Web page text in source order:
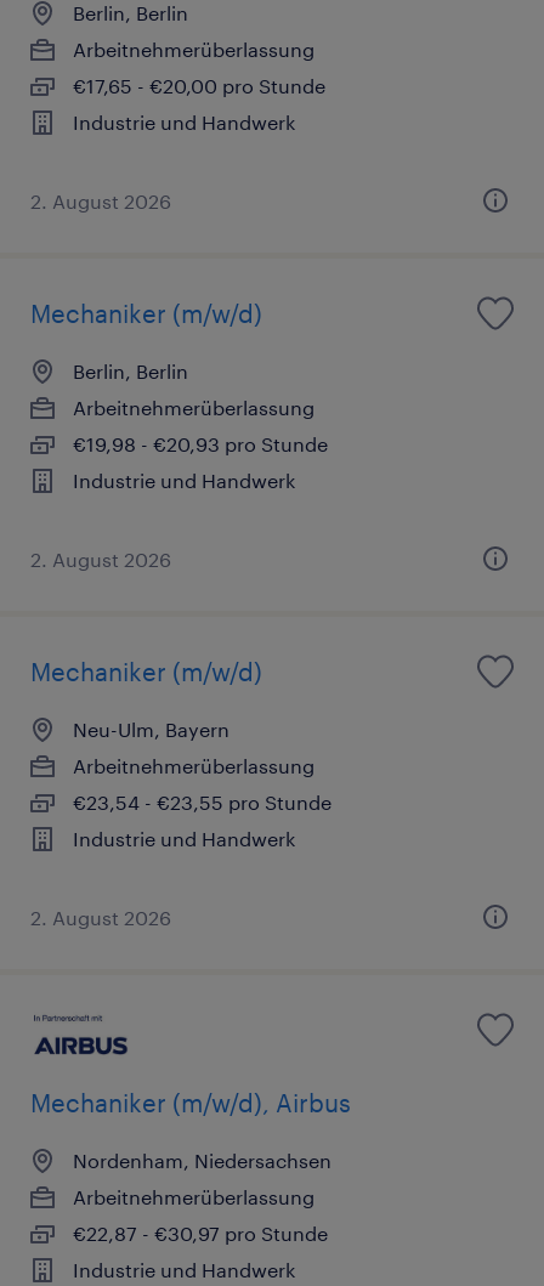
Berlin, Berlin
Arbeitnehmerüberlassung
€17,65 - €20,00 pro Stunde
Industrie und Handwerk
2. August 2026
Mechaniker (m/w/d)
Berlin, Berlin
Arbeitnehmerüberlassung
€19,98 - €20,93 pro Stunde
Industrie und Handwerk
2. August 2026
Mechaniker (m/w/d)
Neu-Ulm, Bayern
Arbeitnehmerüberlassung
€23,54 - €23,55 pro Stunde
Industrie und Handwerk
2. August 2026
Mechaniker (m/w/d), Airbus
Nordenham, Niedersachsen
Arbeitnehmerüberlassung
€22,87 - €30,97 pro Stunde
Industrie und Handwerk